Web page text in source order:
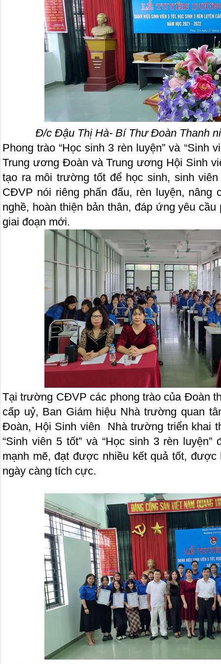
Đ/c Đậu Thị Hà- Bí Thư Đoàn Thanh
Phong trào “Học sinh 3 rèn luyện” và “Sinh
Trung ương Đoàn và Trung ương Hội Sinh
tạo ra môi trường tốt để học sinh, sinh
CĐVP nói riêng phấn đấu, rèn luyện, nâng
nghề, hoàn thiện bản thân, đáp ứng yêu
giai đoạn mới.
Tại trường CĐVP các phong trào của Đoàn
cấp uỷ, Ban Giám hiệu Nhà trường quan
Đoàn, Hội Sinh viên Nhà trường triển khai
“Sinh viên 5 tốt” và “Học sinh 3 rèn
mạnh mẽ, đạt được nhiều kết quả tốt, được
ngày càng tích cực.